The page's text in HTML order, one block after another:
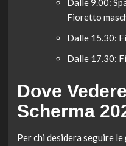
Dalle 9.00:
Fioretto
Dalle 15.30:
Dalle 17.30:
Dove
Scherma
Per chi desidera seguire